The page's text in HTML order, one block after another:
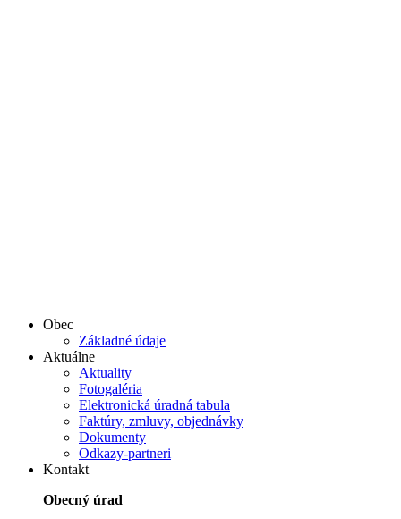
Obec
Základné údaje
Aktuálne
Aktuality
Fotogaléria
Elektronická úradná tabula
Faktúry, zmluvy, objednávky
Dokumenty
Odkazy-partneri
Kontakt
Obecný úrad